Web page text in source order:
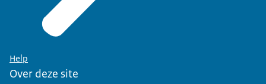
Help
Over deze site